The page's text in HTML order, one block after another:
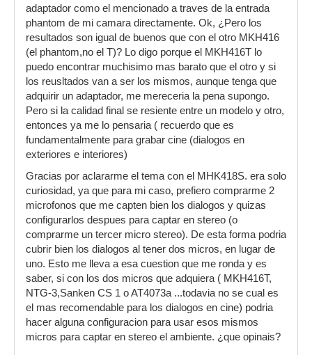
adaptador como el mencionado a traves de la entrada
phantom de mi camara directamente. Ok, ¿Pero los
resultados son igual de buenos que con el otro MKH416
(el phantom,no el T)? Lo digo porque el MKH416T lo
puedo encontrar muchisimo mas barato que el otro y si
los reusltados van a ser los mismos, aunque tenga que
adquirir un adaptador, me mereceria la pena supongo.
Pero si la calidad final se resiente entre un modelo y otro,
entonces ya me lo pensaria ( recuerdo que es
fundamentalmente para grabar cine (dialogos en
exteriores e interiores)
Gracias por aclararme el tema con el MHK418S. era solo
curiosidad, ya que para mi caso, prefiero comprarme 2
microfonos que me capten bien los dialogos y quizas
configurarlos despues para captar en stereo (o
comprarme un tercer micro stereo). De esta forma podria
cubrir bien los dialogos al tener dos micros, en lugar de
uno. Esto me lleva a esa cuestion que me ronda y es
saber, si con los dos micros que adquiera ( MKH416T,
NTG-3,Sanken CS 1 o AT4073a ...todavia no se cual es
el mas recomendable para los dialogos en cine) podria
hacer alguna configuracion para usar esos mismos
micros para captar en stereo el ambiente. ¿que opinais?